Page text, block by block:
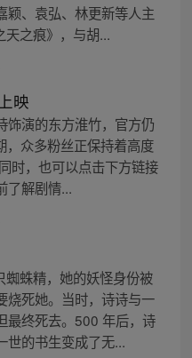
颖、袁弘、林更新等人主
天之痕》，与胡...
映
饰演的东方淮竹，官方仍
众多粉丝正保持着高度
时，也可以点击下方链接
了解剧情...
蛛精，她的妖怪身份被
烧死她。当时，诗诗与一
最终死去。500 年后，诗
世的书生变成了无...